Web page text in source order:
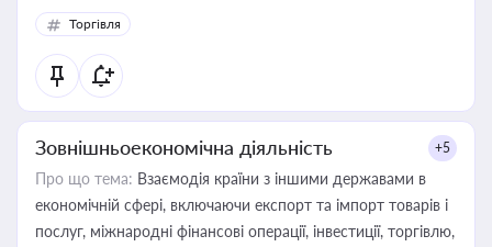
Торгівля
Зовнішньоекономічна діяльність +5
Про що тема: Взаємодія країни з іншими державами в
економічній сфері, включаючи експорт та імпорт товарів і
послуг, міжнародні фінансові операції, інвестиції, торгівлю,